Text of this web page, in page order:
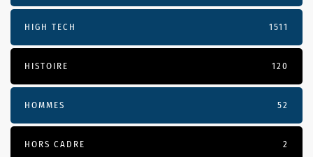
HIGH TECH 1511
HISTOIRE 120
HOMMES 52
HORS CADRE 2